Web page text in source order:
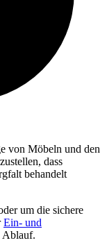
von Möbeln und den
dass
behandelt
um die sichere
Ein- und
Ablauf.